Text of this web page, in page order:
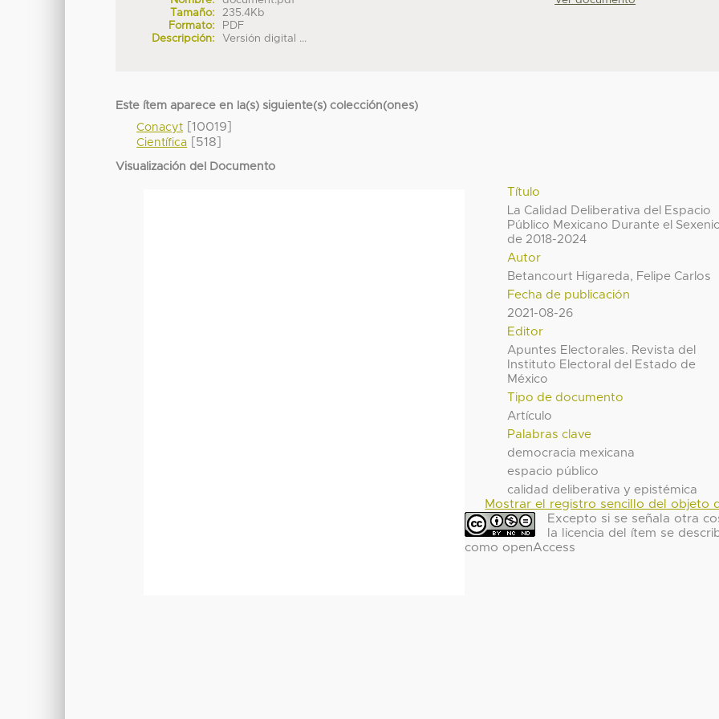
Tamaño:
235.4Kb
Formato:
PDF
Descripción:
Versión digital ...
Este ítem aparece en la(s) siguiente(s) colección(ones)
Conacyt [10019]
Científica [518]
Visualización del Documento
Título
La Calidad Deliberativa del Espacio
Público Mexicano Durante el
de 2018-2024
Autor
Betancourt Higareda, Felipe Carlos
Fecha de publicación
2021-08-26
Editor
Apuntes Electorales. Revista del
Instituto Electoral del Estado de
México
Tipo de documento
Artículo
Palabras clave
democracia mexicana
espacio público
calidad deliberativa y epistémica
Mostrar el registro sencillo del objeto
Excepto si se señala otra
la licencia del ítem se
como openAccess